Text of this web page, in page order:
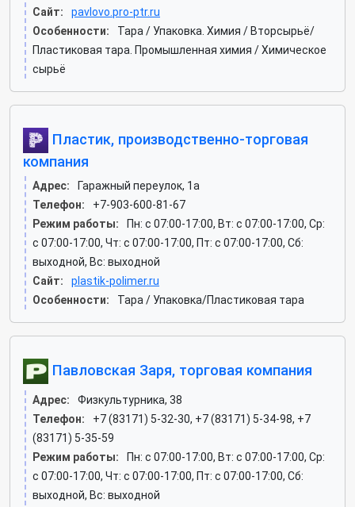
Сайт:
pavlovo.pro-ptr.ru
Особенности:
Тара / Упаковка. Химия / Вторсырьё/
Пластиковая тара. Промышленная химия / Химическое
сырьё
Пластик, производственно-торговая
компания
Адрес:
Гаражный переулок, 1а
Телефон:
+7-903-600-81-67
Режим работы:
Пн: c 07:00-17:00, Вт: c 07:00-17:00, Ср:
c 07:00-17:00, Чт: c 07:00-17:00, Пт: c 07:00-17:00, Сб:
выходной, Вс: выходной
Сайт:
plastik-polimer.ru
Особенности:
Тара / Упаковка/Пластиковая тара
Павловская Заря, торговая компания
Адрес:
Физкультурника, 38
Телефон:
+7 (83171) 5-32-30, +7 (83171) 5-34-98, +7
(83171) 5-35-59
Режим работы:
Пн: c 07:00-17:00, Вт: c 07:00-17:00, Ср:
c 07:00-17:00, Чт: c 07:00-17:00, Пт: c 07:00-17:00, Сб:
выходной, Вс: выходной